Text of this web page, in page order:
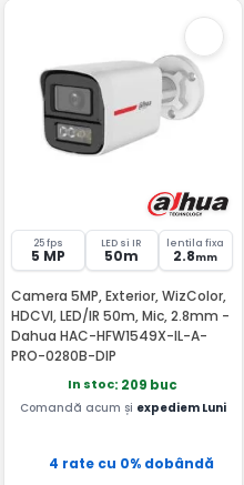
25 fps
5 MP
LED si IR
50m
lentila fixa
2.8mm
Camera 5MP, Exterior, WizColor,
HDCVI, LED/IR 50m, Mic, 2.8mm -
Dahua HAC-HFW1549X-IL-A-
PRO-0280B-DIP
In stoc: 209 buc
Comandă acum și expediem Luni
4 rate cu 0% dobândă